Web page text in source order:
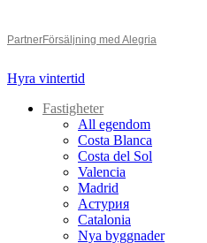
PartnerFörsäljning med Alegria
Hyra vintertid
Fastigheter
All egendom
Costa Blanca
Costa del Sol
Valencia
Madrid
Астурия
Catalonia
Nya byggnader